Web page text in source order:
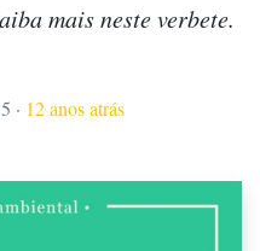
mais neste verbete.
· 12 anos atrás